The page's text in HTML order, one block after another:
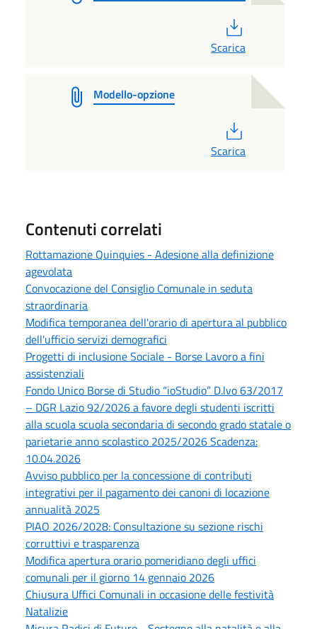
Scarica
Modello-opzione
Scarica
Contenuti correlati
Rottamazione Quinquies - Adesione alla definizione
agevolata
Convocazione del Consiglio Comunale in seduta
straordinaria
Modifica temporanea dell'orario di apertura al pubblico
dell'ufficio servizi demografici
Progetti di inclusione Sociale - Borse Lavoro a fini
assistenziali
Fondo Unico Borse di Studio “ioStudio” D.lvo 63/2017
– DGR Lazio 92/2026 a favore degli studenti iscritti
alla scuola scuola secondaria di secondo grado statale o
parietarie anno scolastico 2025/2026 Scadenza:
10.04.2026
Avviso pubblico per la concessione di contributi
integrativi per il pagamento dei canoni di locazione
annualità 2025
PIAO 2026/2028: Consultazione su sezione rischi
corruttivi e trasparenza
Modifica apertura orario pomeridiano degli uffici
comunali per il giorno 14 gennaio 2026
Chiusura Uffici Comunali in occasione delle festività
Natalizie